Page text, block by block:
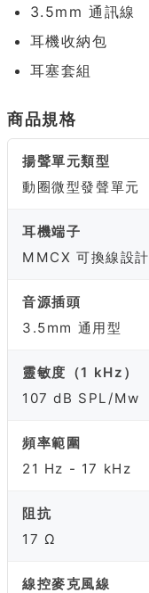
3.5mm 通訊線
耳機收納包
耳塞套組
商品規格
揚聲單元類型
動圈微型發聲單元
耳機端子
MMCX 可換線設計
音源插頭
3.5mm 通用型
靈敏度（1 kHz）
107 dB SPL/Mw
頻率範圍
21 Hz - 17 kHz
阻抗
17 Ω
線控麥克風線